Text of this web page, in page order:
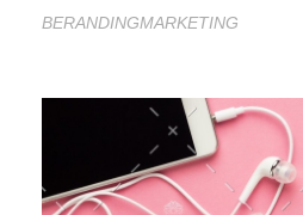
BERANDINGMARKETING